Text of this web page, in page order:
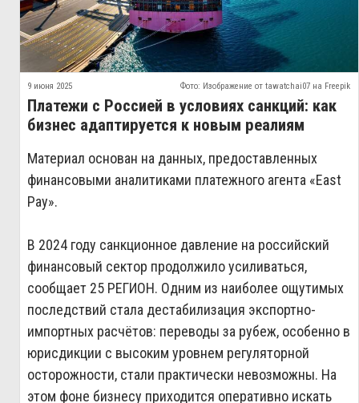
9 июня 2025 Фото: Изображение от tawatchai07 на Freepik
Платежи с Россией в условиях санкций: как
бизнес адаптируется к новым реалиям
Материал основан на данных, предоставленных
финансовыми аналитиками платежного агента «East
Pay».
В 2024 году санкционное давление на российский
финансовый сектор продолжило усиливаться,
сообщает 25 РЕГИОН. Одним из наиболее ощутимых
последствий стала дестабилизация экспортно-
импортных расчётов: переводы за рубеж, особенно в
юрисдикции с высоким уровнем регуляторной
осторожности, стали практически невозможны. На
этом фоне бизнесу приходится оперативно искать